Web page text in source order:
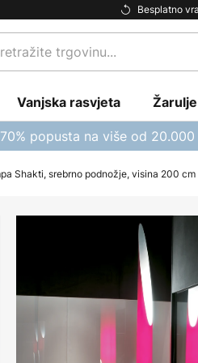
Besplatno
Vanjska rasvjeta Žarulje
popusta na više od
Shakti, srebrno podnožje, visina 200 cm